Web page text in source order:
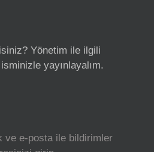
Yönetim ile ilgili
yayınlayalım.
ve e-posta ile bildirimler